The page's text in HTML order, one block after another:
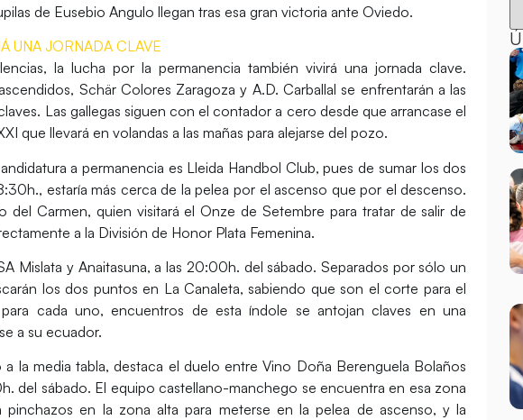
de Eusebio Angulo llegan tras esa gran victoria ante Oviedo.
UNA JORNADA CLAVE
la lucha por la permanencia también vivirá una jornada clave.
Schär Colores Zaragoza y A.D. Carballal se enfrentarán a las
Las gallegas siguen con el contador a cero desde que arrancase el
que llevará en volandas a las mañas para alejarse del pozo.
a permanencia es Lleida Handbol Club, pues de sumar los dos
estaría más cerca de la pelea por el ascenso que por el descenso.
del Carmen, quien visitará elOnze de Setembre para tratar de salir de
a la División de Honor Plata Femenina.
Mislata y Anaitasuna, a las 20:00h. del sábado. Separados por sólo un
los dos puntos en La Canaleta, sabiendo que son el corte para el
cada uno, encuentros de esta índole se antojan claves en una
a su ecuador.
a la media tabla, destaca el duelo entreVino Doña Berenguela Bolaños
del sábado. El equipo castellano-manchego se encuentra en esa zona
en la zona alta para meterse en la pelea de ascenso, y la